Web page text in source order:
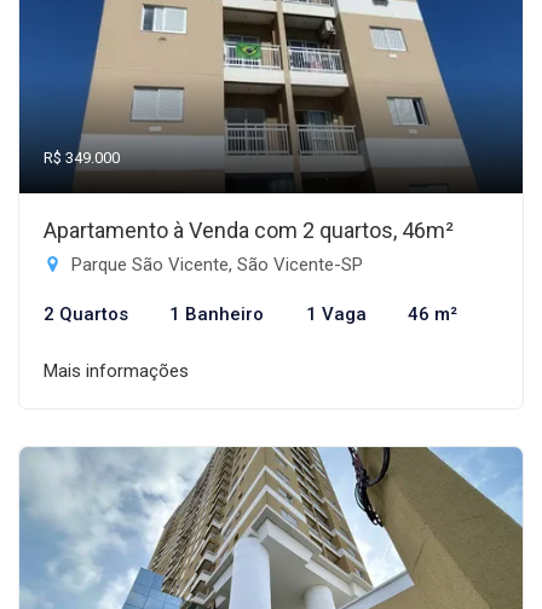
R$ 349.000
Apartamento à Venda com 2 quartos, 46m²
Parque São Vicente, São Vicente-SP
2 Quartos 1 Banheiro 1 Vaga 46 m²
Mais informações